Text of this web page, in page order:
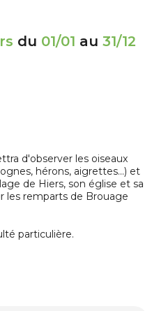
du 01/01 au 31/12
d'observer les oiseaux
hérons, aigrettes...) et
de Hiers, son église et sa
les remparts de Brouage
particulière.